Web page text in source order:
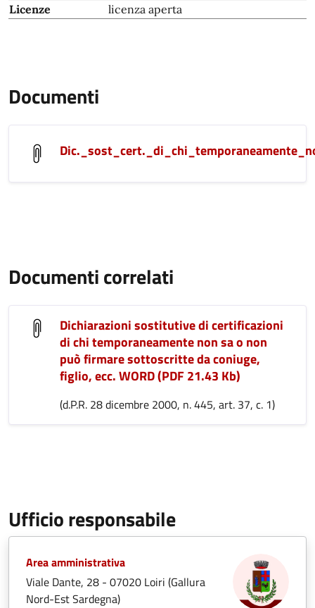
Licenze licenza aperta
Documenti
Documenti correlati
Dichiarazioni sostitutive di certificazioni
di chi temporaneamente non sa o non
può firmare sottoscritte da coniuge,
figlio, ecc. WORD (PDF 21.43 Kb)
(d.P.R. 28 dicembre 2000, n. 445, art. 37, c. 1)
Ufficio responsabile
Area amministrativa
Viale Dante, 28 - 07020 Loiri (Gallura
Nord-Est Sardegna)